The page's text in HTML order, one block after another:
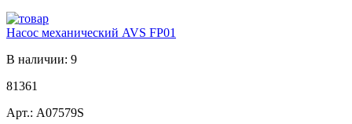
Насос механический AVS FP01
В наличии: 9
81361
Арт.: A07579S